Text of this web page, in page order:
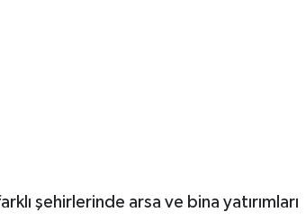
şehirlerinde arsa ve bina yatırımları